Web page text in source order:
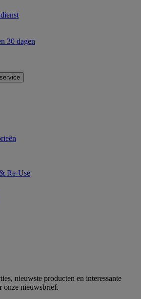
30 dagen
Re-Use
nieuwste producten en interessante
onze nieuwsbrief.